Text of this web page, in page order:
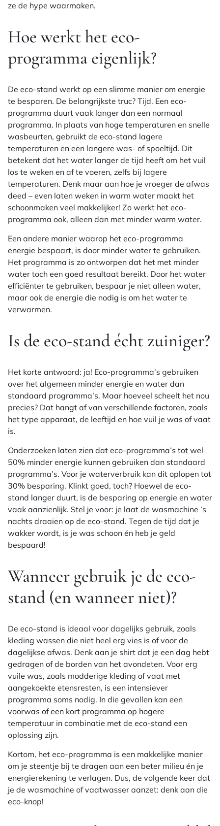
ze de hype waarmaken.
Hoe werkt het eco-
programma eigenlijk?
De eco-stand werkt op een slimme manier om energie
te besparen. De belangrijkste truc? Tijd. Een eco-
programma duurt vaak langer dan een normaal
programma. In plaats van hoge temperaturen en snelle
wasbeurten, gebruikt de eco-stand lagere
temperaturen en een langere was- of spoeltijd. Dit
betekent dat het water langer de tijd heeft om het vuil
los te weken en af te voeren, zelfs bij lagere
temperaturen. Denk maar aan hoe je vroeger de afwas
deed – even laten weken in warm water maakt het
schoonmaken veel makkelijker! Zo werkt het eco-
programma ook, alleen dan met minder warm water.
Een andere manier waarop het eco-programma
energie bespaart, is door minder water te gebruiken.
Het programma is zo ontworpen dat het met minder
water toch een goed resultaat bereikt. Door het water
efficiënter te gebruiken, bespaar je niet alleen water,
maar ook de energie die nodig is om het water te
verwarmen.
Is de eco-stand écht zuiniger?
Het korte antwoord: ja! Eco-programma’s gebruiken
over het algemeen minder energie en water dan
standaard programma’s. Maar hoeveel scheelt het nou
precies? Dat hangt af van verschillende factoren, zoals
het type apparaat, de leeftijd en hoe vuil je was of vaat
is.
Onderzoeken laten zien dat eco-programma’s tot wel
50% minder energie kunnen gebruiken dan standaard
programma’s. Voor je waterverbruik kan dit oplopen tot
30% besparing. Klinkt goed, toch? Hoewel de eco-
stand langer duurt, is de besparing op energie en water
vaak aanzienlijk. Stel je voor: je laat de wasmachine ’s
nachts draaien op de eco-stand. Tegen de tijd dat je
wakker wordt, is je was schoon én heb je geld
bespaard!
Wanneer gebruik je de eco-
stand (en wanneer niet)?
De eco-stand is ideaal voor dagelijks gebruik, zoals
kleding wassen die niet heel erg vies is of voor de
dagelijkse afwas. Denk aan je shirt dat je een dag hebt
gedragen of de borden van het avondeten. Voor erg
vuile was, zoals modderige kleding of vaat met
aangekoekte etensresten, is een intensiever
programma soms nodig. In die gevallen kan een
voorwas of een kort programma op hogere
temperatuur in combinatie met de eco-stand een
oplossing zijn.
Kortom, het eco-programma is een makkelijke manier
om je steentje bij te dragen aan een beter milieu én je
energierekening te verlagen. Dus, de volgende keer dat
je de wasmachine of vaatwasser aanzet: denk aan die
eco-knop!